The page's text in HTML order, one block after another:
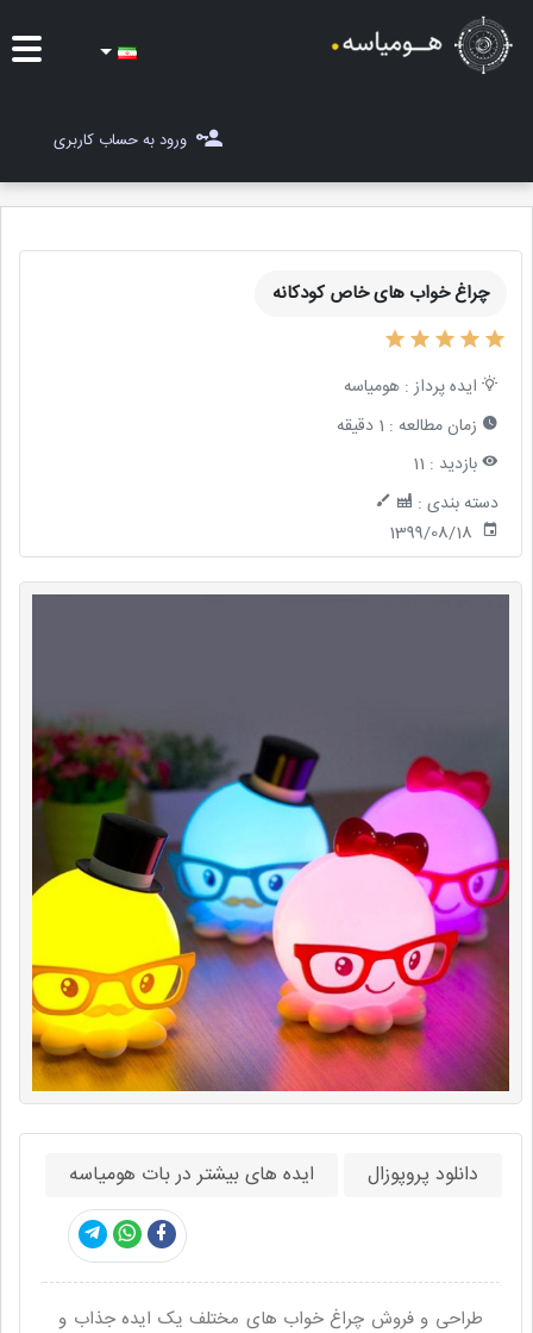
مجله هومیاسه
ورود به حساب کاربری
چراغ خواب های خاص کودکانه
ایده پرداز :هومیاسه
زمان مطالعه : 1 دقیقه
بازدید : 11
دسته بندی :
1399/08/18
دانلود پروپوزال ایده های بیشتر در بات هومیاسه
طراحی و فروش چراغ خواب های مختلف یک ایده جذاب و